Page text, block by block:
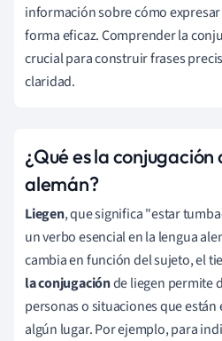
información sobre cómo
forma eficaz. Comprender la
crucial para construir frases
claridad.
¿Qué es la conjugación
alemán?
Liegen, que significa "estar
un verbo esencial en la lengua
cambia en función del sujeto, el
la conjugaciónde liegen permite
personas o situaciones que
algún lugar. Por ejemplo, para